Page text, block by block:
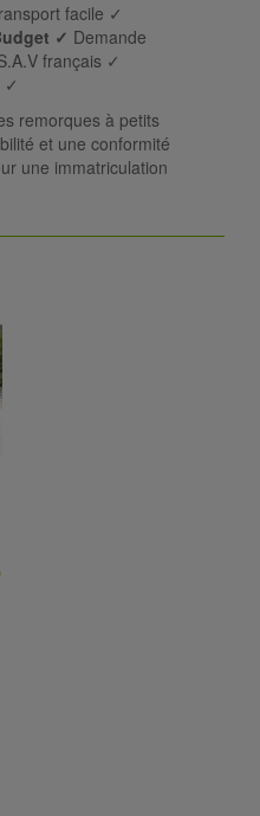
facile ✓
✓ Demande
français ✓
✓
remorques à petits
et une conformité
une immatriculation